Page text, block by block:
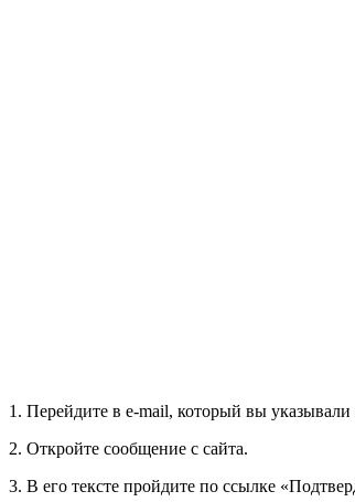
1. Перейдите в e-mail, который вы указывали
2. Откройте сообщение с сайта.
3. В его тексте пройдите по ссылке